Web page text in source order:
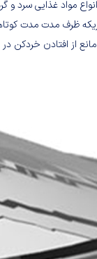
و خرد کردن انواع مواد